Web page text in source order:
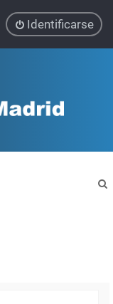
Identificarse